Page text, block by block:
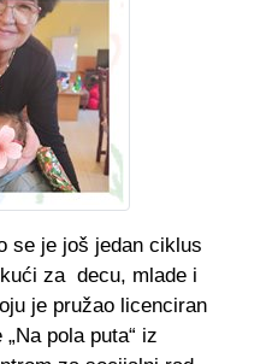
se je još jedan ciklus
za decu, mlade i
je pružao licenciran
pola puta“ iz